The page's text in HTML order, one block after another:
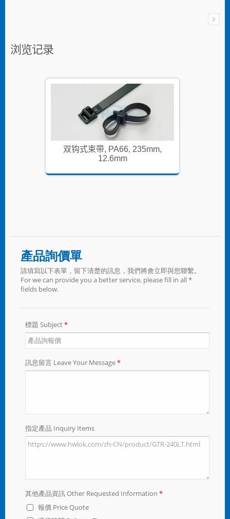
浏览记录
双钩式束带, PA66, 235mm,
12.6mm